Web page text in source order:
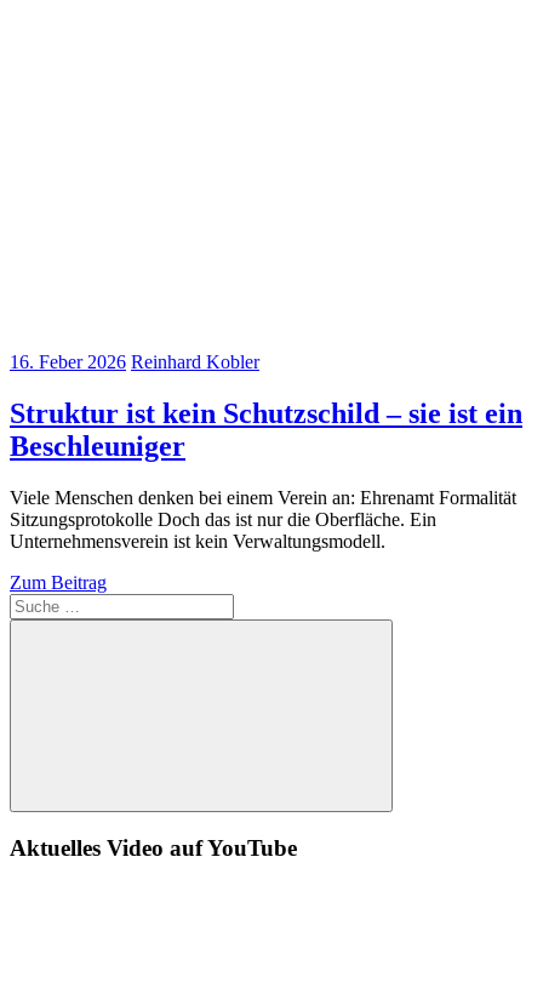
16. Feber 2026 Reinhard Kobler
Struktur ist kein Schutzschild – sie ist ein
Beschleuniger
Viele Menschen denken bei einem Verein an: Ehrenamt Formalität
Sitzungsprotokolle Doch das ist nur die Oberfläche. Ein
Unternehmensverein ist kein Verwaltungsmodell.
Zum Beitrag
Suche
Aktuelles Video auf YouTube